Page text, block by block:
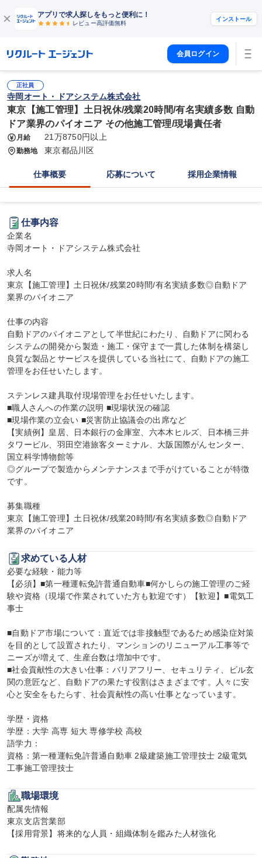
アプリで求人探しをもっと便利に！
レビュー高評価無料
インストール
会員ログイン
正社員
寺岡オート・ドアシステム株式会社
東京【施工管理】土日祝休/残業20時間/有名実績多数 自動
ドア業界のパイオニア その他施工管理/現場責任者
月給 21万8750円以上
勤務地 東京都品川区
仕事概要 応募について 採用企業情報
仕事内容
企業名
寺岡オート・ドアシステム株式会社
求人名
東京【施工管理】土日祝休/残業20時間/有名実績多数◎自動ドア
業界のパイオニア
仕事の内容
自動ドアのパイオニアとして半世紀にわたり、自動ドアに関わる
システムの開発から製造・施工・保守まで一貫した体制を構築し
良質な製品とサービスを提供している当社にて、自動ドアの施工
管理をお任せいたします。
ステンレス建具取付現場管理をお任せいたします。
■職人さんへの作業の説明 ■現場状況の確認
■現場作業の立会い ■災害防止協議会の出席など
【実績例】皇居、日本銀行の金庫室、六本木ヒルズ、日本橋三井
タワービル、羽田空港旅客ターミナル、大阪国際がんセンター、
国立科学博物館等
◎グループで製造からメンテナンスまで手がけていることが特徴
です。
募集職種
東京【施工管理】土日祝休/残業20時間/有名実績多数◎自動ドア
業界のパイオニア
求めている人材
必要な経験・能力等
【必須】■第一種運転免許普通自動車■何かしらの施工管理のご経
験や資格（現場で作業されていた方も歓迎です）【歓迎】■電気工
事士
■自動ドア市場について：直近では非接触型であるため感染症対策
を目的として設置されたり、マンションのリニューアル工事等で
ニーズが増えて、生産台数は増加中です。
■社会貢献性の大きい仕事：バリアフリー、セキュリティ、ビル玄
関の意匠など、自動ドアの果たす役割はさまざまです。人々に安
心と安全をもたらす、社会貢献性の高い仕事となっています。
学歴・資格
学歴：大学 高専 短大 専修学校 高校
語学力：
資格：第一種運転免許普通自動車 2級建築施工管理技士 2級電気
工事施工管理技士
職場環境
配属先情報
東京支店営業部
【採用背景】将来的な人員・組織体制を鑑みた人材強化